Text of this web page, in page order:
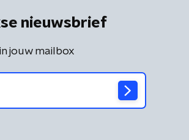
nieuwsbrief
jouw mailbox